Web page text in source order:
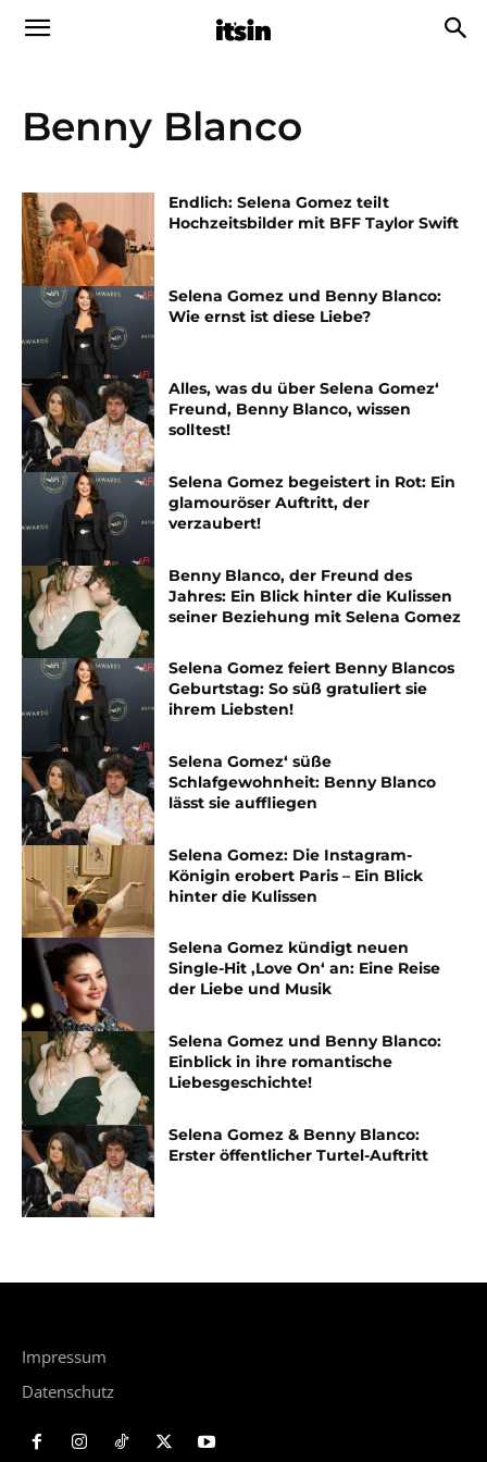
Benny Blanco
Endlich: Selena Gomez teilt
Hochzeitsbilder mit BFF Taylor Swift
Selena Gomez und Benny Blanco:
Wie ernst ist diese Liebe?
Alles, was du über Selena Gomez‘
Freund, Benny Blanco, wissen
solltest!
Selena Gomez begeistert in Rot: Ein
glamouröser Auftritt, der
verzaubert!
Benny Blanco, der Freund des
Jahres: Ein Blick hinter die Kulissen
seiner Beziehung mit Selena Gomez
Selena Gomez feiert Benny Blancos
Geburtstag: So süß gratuliert sie
ihrem Liebsten!
Selena Gomez‘ süße
Schlafgewohnheit: Benny Blanco
lässt sie auffliegen
Selena Gomez: Die Instagram-
Königin erobert Paris – Ein Blick
hinter die Kulissen
Selena Gomez kündigt neuen
Single-Hit ‚Love On‘ an: Eine Reise
der Liebe und Musik
Selena Gomez und Benny Blanco:
Einblick in ihre romantische
Liebesgeschichte!
Selena Gomez & Benny Blanco:
Erster öffentlicher Turtel-Auftritt
Impressum
Datenschutz